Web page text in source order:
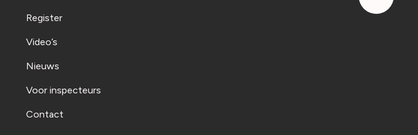
Register
Video’s
Nieuws
Voor inspecteurs
Contact